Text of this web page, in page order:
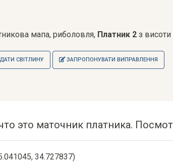
мапа, риболовля, Платник 2 з
СВІТЛИНУ ЗАПРОПОНУВАТИ ВИПРАВЛЕННЯ
это маточник платника.
34.727837)